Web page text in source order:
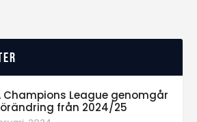
Champions League genomgår
från 2024/25